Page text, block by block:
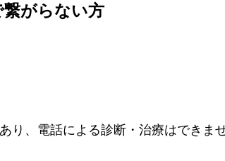
繋がらない方
り、電話による診断・治療はできま